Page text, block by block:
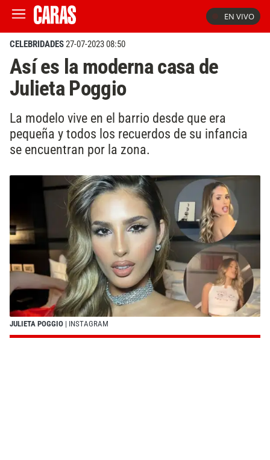
EN VIVO
CELEBRIDADES27-07-2023 08:50
Así es la moderna casa de
Julieta Poggio
La modelo vive en el barrio desde que era
pequeña y todos los recuerdos de su infancia
se encuentran por la zona.
JULIETA POGGIO | INSTAGRAM